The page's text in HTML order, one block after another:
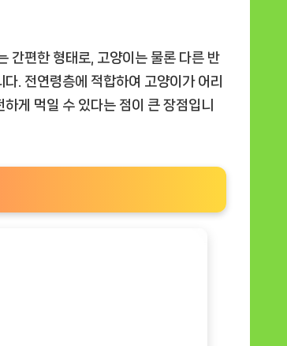
간편한 형태로, 고양이는 물론 다른 반
. 전연령층에 적합하여 고양이가 어리
게 먹일 수 있다는 점이 큰 장점입니